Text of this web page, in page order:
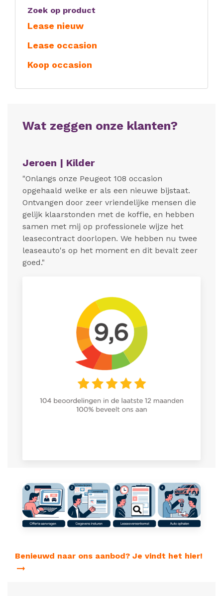
Zoek op product
Lease nieuw
Lease occasion
Koop occasion
Wat zeggen onze klanten?
Jeroen | Kilder
"Onlangs onze Peugeot 108 occasion
opgehaald welke er als een nieuwe bijstaat.
Ontvangen door zeer vriendelijke mensen die
gelijk klaarstonden met de koffie, en hebben
samen met mij op professionele wijze het
leasecontract doorlopen. We hebben nu twee
leaseauto's op het moment en dit bevalt zeer
goed."
Benieuwd naar ons aanbod? Je vindt het hier!